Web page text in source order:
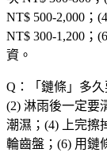
NT$ 500-2,000；
NT$ 300-1,200；
資。
Q：「 鏈條 」多
(2) 淋雨後一定要
潮濕；(4) 上完擦
輪齒盤；(6) 用鏈